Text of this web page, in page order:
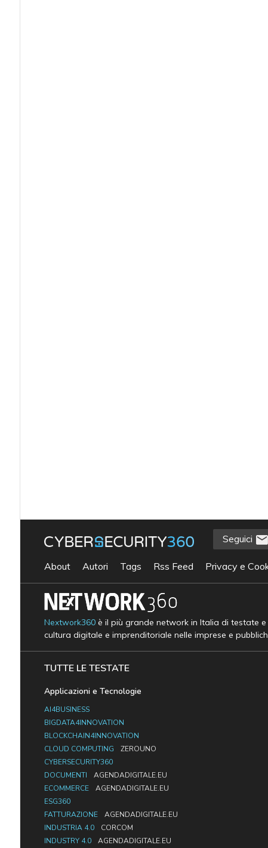
Seguici
About Autori Tags Rss Feed Privacy e
Nextwork360è il più grande network in Italia di testate
cultura digitale e imprenditoriale nelle imprese e
TUTTE LE TESTATE
Applicazioni e Tecnologie
AI4BUSINESS
BIGDATA4INNOVATION
BLOCKCHAIN4INNOVATION
CLOUD COMPUTING
ZEROUNO
CYBERSECURITY360
DOCUMENTI
AGENDADIGITALE.EU
ECOMMERCE
AGENDADIGITALE.EU
ESG360
FATTURAZIONE
AGENDADIGITALE.EU
INDUSTRIA 4.0
CORCOM
INDUSTRY 4.0
AGENDADIGITALE.EU